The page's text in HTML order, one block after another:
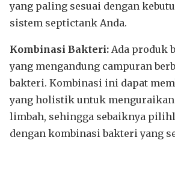
yang paling sesuai dengan
sistem septictank Anda.
Kombinasi Bakteri: Ada produk
yang mengandung campuran
bakteri. Kombinasi ini dapat
yang holistik untuk menguraikan
limbah, sehingga sebaiknya
dengan kombinasi bakteri yang